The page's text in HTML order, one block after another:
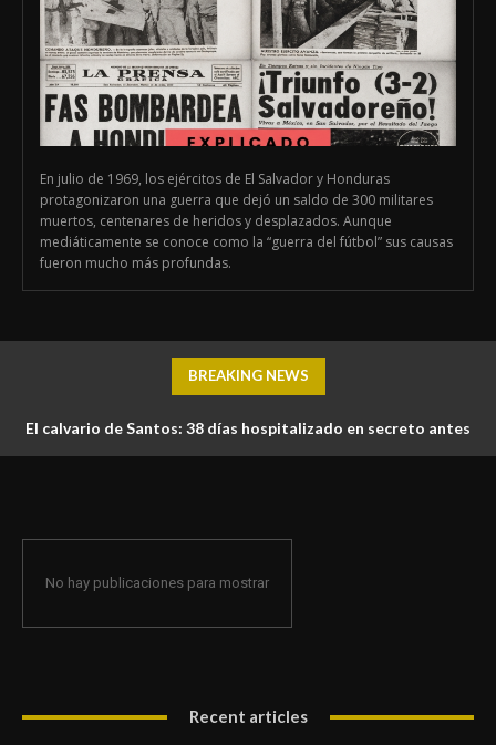
En julio de 1969, los ejércitos de El Salvador y Honduras
protagonizaron una guerra que dejó un saldo de 300 militares
muertos, centenares de heridos y desplazados. Aunque
mediáticamente se conoce como la “guerra del fútbol” sus causas
fueron mucho más profundas.
BREAKING NEWS
El calvario de Santos: 38 días hospitalizado en secreto antes
No hay publicaciones para mostrar
Recent articles